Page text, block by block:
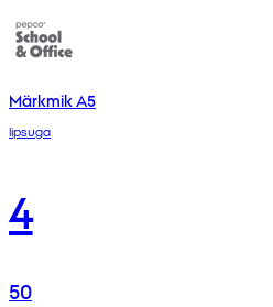
Märkmik A5
lipsuga
4
50